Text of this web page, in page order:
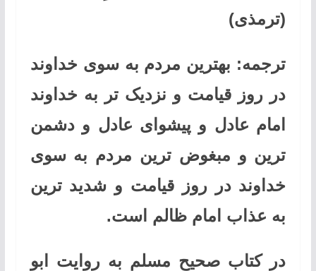
(ترمذی)
ترجمه: بهترین مردم به سوی خداوند
در روز قیامت و نزدیک تر به خداوند
امام عادل و پیشوای عادل و دشمن
ترین و مبغوض ترین مردم به سوی
خداوند در روز قیامت و شدید ترین
به عذاب امام ظالم است.
در کتاب صحیح مسلم به روایت ابو